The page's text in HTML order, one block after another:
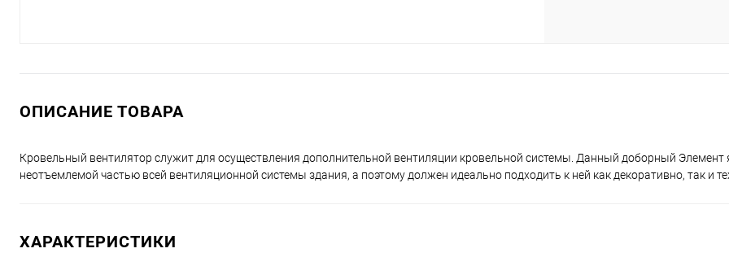
ОПИСАНИЕ ТОВАРА
Кровельный вентилятор служит для осуществления дополнительной вентиляции кровельной системы. Данный доборный Элемент
неотъемлемой частью всей вентиляционной системы здания, а поэтому должен идеально подходить к ней как декоративно, так и
ХАРАКТЕРИСТИКИ